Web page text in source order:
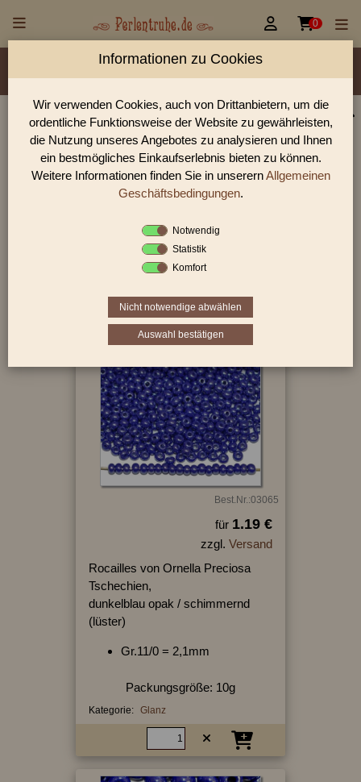
 0
Material/Glassorte Sorte/Form Farbe
Rocailles Größen
Perlen Shop für Rocailles opak Glanz Perlen
In unserem Perlen Shop finden sie zahlreich Rocailles opak
Glanz Perlen und viele weiter Glasperlen.
Sie befinden sich in folgender Kategorie:
Rocailles|opak|
Best.Nr.:03065
für 1.19 €
zzgl. Versand
Rocailles von Ornella Preciosa
Tschechien,
dunkelblau opak / schimmernd
(lüster)
Gr.11/0 = 2,1mm
Packungsgröße: 10g
Kategorie: Glanz
Informationen zu Cookies
Wir verwenden Cookies, auch von Drittanbietern, um die
ordentliche Funktionsweise der Website zu gewährleisten,
die Nutzung unseres Angebotes zu analysieren und Ihnen
ein bestmögliches Einkaufserlebnis bieten zu können.
Weitere Informationen finden Sie in unserernAllgemeinen
Geschäftsbedingungen.
Notwendig
Statistik
Komfort
Nicht notwendige abwählen
Auswahl bestätigen